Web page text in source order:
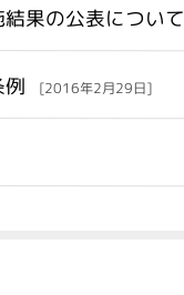
果の公表について
[2016年2月29日]